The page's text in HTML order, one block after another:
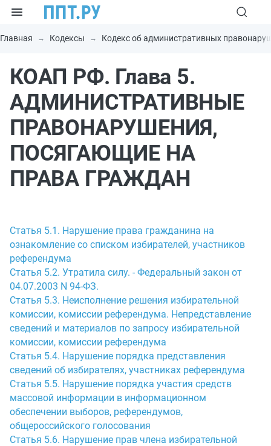
Главная Кодексы Кодекс об административных
КОАП РФ. Глава 5.
АДМИНИСТРАТИВНЫЕ
ПРАВОНАРУШЕНИЯ,
ПОСЯГАЮЩИЕ НА
ПРАВА ГРАЖДАН
Статья 5.1. Нарушение права гражданина на
ознакомление со списком избирателей, участников
референдума
Статья 5.2. Утратила силу. - Федеральный закон от
04.07.2003 N 94-ФЗ.
Статья 5.3. Неисполнение решения избирательной
комиссии, комиссии референдума. Непредставление
сведений и материалов по запросу избирательной
комиссии, комиссии референдума
Статья 5.4. Нарушение порядка представления
сведений об избирателях, участниках референдума
Статья 5.5. Нарушение порядка участия средств
массовой информации в информационном
обеспечении выборов, референдумов,
общероссийского голосования
Статья 5.6. Нарушение прав члена избирательной